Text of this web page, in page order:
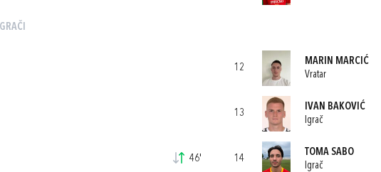
46'
12
MARIN MARCIĆ
Vratar
13
IVAN BAKOVIĆ
Igrač
14
TOMA SABO
Igrač